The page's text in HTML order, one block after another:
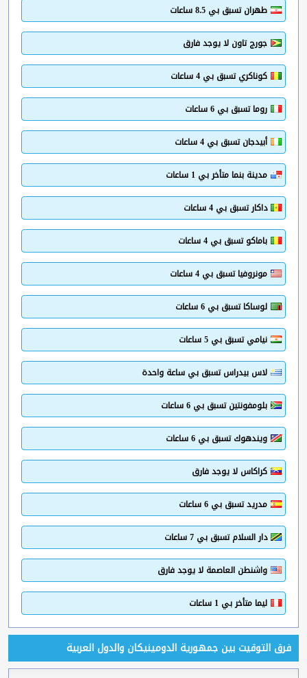
طهران تسبق بي 8.5 ساعات
جورج تاون لا يوجد فارق
كوناكري تسبق بي 4 ساعات
روما تسبق بي 6 ساعات
أبيدجان تسبق بي 4 ساعات
مدينة بنما متأخر بي 1 ساعات
داكار تسبق بي 4 ساعات
باماكو تسبق بي 4 ساعات
مونروفيا تسبق بي 4 ساعات
لوساكا تسبق بي 6 ساعات
نيامي تسبق بي 5 ساعات
لاس بيدراس تسبق بي ساعة واحدة
بلومفونتين تسبق بي 6 ساعات
ويندهوك تسبق بي 6 ساعات
كراكاس لا يوجد فارق
مدريد تسبق بي 6 ساعات
دار السلام تسبق بي 7 ساعات
واشنطن العاصمة لا يوجد فارق
ليما متأخر بي 1 ساعات
فرق التوقيت بين جمهورية الدومينيكان والدول العربية